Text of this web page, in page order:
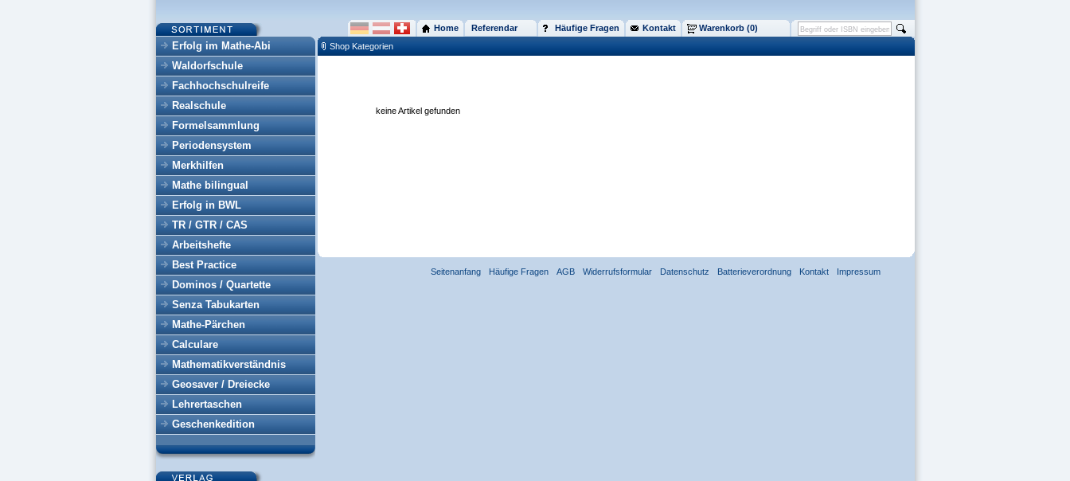
Erfolg im Mathe-Abi
Waldorfschule
Fachhochschulreife
Realschule
Formelsammlung
Periodensystem
Merkhilfen
Mathe bilingual
Erfolg in BWL
TR / GTR / CAS
Arbeitshefte
Best Practice
Dominos / Quartette
Senza Tabukarten
Mathe-Pärchen
Calculare
Mathematikverständnis
Geosaver / Dreiecke
Lehrertaschen
Geschenkedition
Home Referendar Häufige Fragen Kontakt
Warenkorb (0)
Shop Kategorien
keine Artikel gefunden
Seitenanfang Häufige Fragen AGB Widerrufsformular Datenschutz Batterieverordnung Kontakt Impressum